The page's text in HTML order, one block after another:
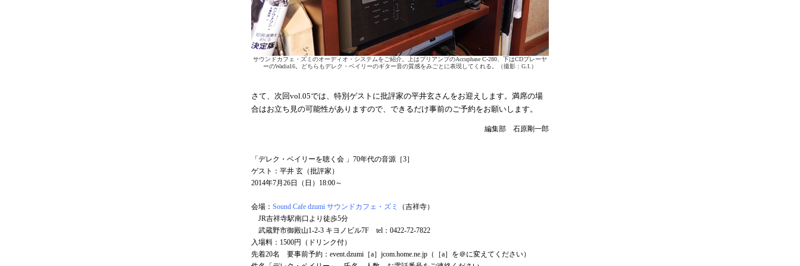
サウンドカフェ・ズミのオーディオ・システムをご紹介。上はプリアンプのAccuphase C-280、下はCDプレーヤ
ーのWadia16。どちらもデレク・ベイリーのギター音の質感をみごとに表現してくれる。（撮影：G.I.）
さて、次回vol.05では、特別ゲストに批評家の平井玄さんをお迎えします。満席の場
合はお立ち見の可能性がありますので、できるだけ事前のご予約をお願いします。
編集部 石原剛一郎
「デレク・ベイリーを聴く会 」70年代の音源［3］
ゲスト：平井 玄（批評家）
2014年7月26日（日）18:00～
会場： Sound Cafe dzumi サウンドカフェ・ズミ
（吉祥寺）
JR吉祥寺駅南口より徒歩5分
武蔵野市御殿山1-2-3 キヨノビル7F tel：0422-72-7822
入場料：1500円（ドリンク付）
先着20名 要事前予約：event.dzumi［a］jcom.home.ne.jp（［a］を＠に変えてください）